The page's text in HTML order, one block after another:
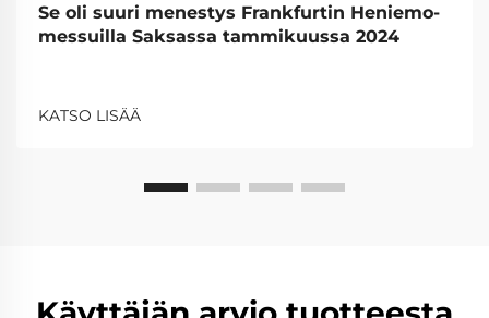
Se oli suuri menestys Frankfurtin Heniemo-
messuilla Saksassa tammikuussa 2024
KATSO LISÄÄ